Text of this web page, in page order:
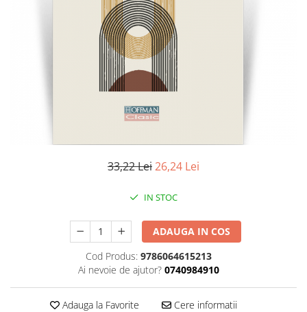
Publicistica / Reportaje / Interviuri
Sociologie si filozofie
33,22 Lei26,24 Lei
IN STOC
ADAUGA IN COS
Cod Produs: 9786064615213
Ai nevoie de ajutor? 0740984910
Adauga la Favorite Cere informatii